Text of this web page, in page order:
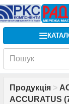
Продукція >
ACCURATUS